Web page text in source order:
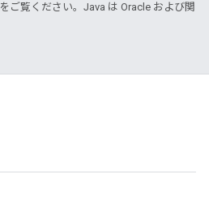
をご覧ください。Java は Oracle および関